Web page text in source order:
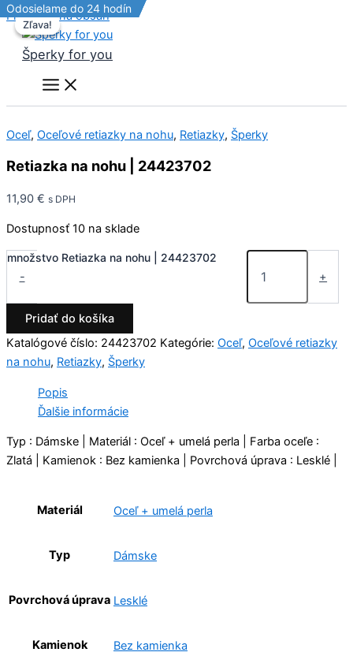
Preskočiť na obsah
Šperky for you
Oceľ, Oceľové retiazky na nohu, Retiazky, Šperky
Retiazka na nohu | 24423702
11,90 € s DPH
Dostupnosť 10 na sklade
-
množstvo Retiazka na nohu | 24423702
+
Pridať do košíka
Katalógové číslo: 24423702 Kategórie: Oceľ, Oceľové retiazky
na nohu, Retiazky, Šperky
Popis
Ďalšie informácie
Typ : Dámske | Materiál : Oceľ + umelá perla | Farba oceľe :
Zlatá | Kamienok : Bez kamienka | Povrchová úprava : Lesklé |
Materiál Oceľ + umelá perla
Typ Dámske
Povrchová úprava Lesklé
Kamienok Bez kamienka
Zľava!
Odosielame do 24 hodín
Zľava!
Odosielame do 24 hodín
Odosielame do 24 hodín